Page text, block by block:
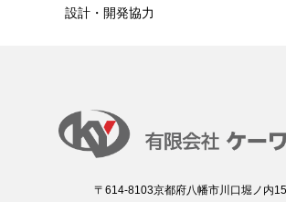
設計・開発協力
〒614-8103京都府八幡市川口堀ノ内